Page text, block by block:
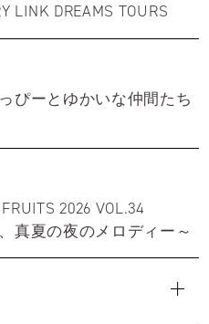
LINK DREAMS TOURS
ぴーとゆかいな仲間たち
2026 VOL.34
真夏の夜のメロディー～